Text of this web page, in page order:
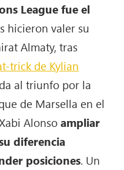
League fue el
hicieron valer su
Almaty, tras
trick de Kylian
al triunfo por la
de Marsella en el
Alonsoampliar
diferencia
posiciones. Un